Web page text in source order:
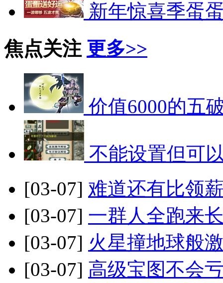
新年惊喜季蛋
焦点关注 更多>>
价值6000的五
不能设置但可
[03-07] 难道还有比领
[03-07] 一群人全跑来
[03-07] 火星撞地球般
[03-07] 高级宝图不会